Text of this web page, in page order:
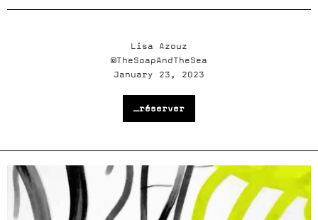
Lisa Azouz
©TheSoapAndTheSea
January 23, 2023
_réserver